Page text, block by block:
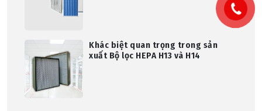
Khác biệt quan trọng trong sản
xuất Bộ lọc HEPA H13 và H14